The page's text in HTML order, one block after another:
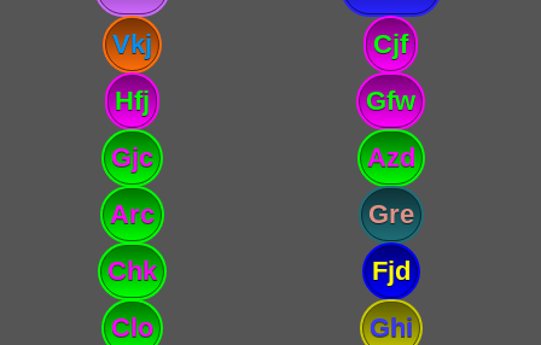
Vkj
Cjf
Hfj
Gfw
Gjc
Azd
Arc
Gre
Chk
Fjd
Clo
Ghi